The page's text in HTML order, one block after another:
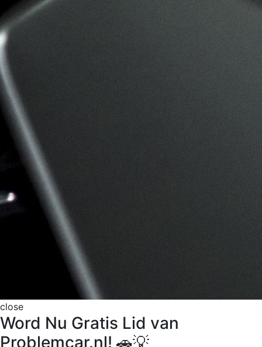
close
Word Nu Gratis Lid van
Problemcar.nl! 🚗💡